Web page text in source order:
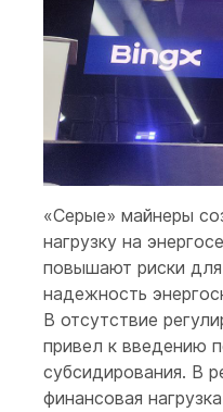
«Серые» майнеры
нагрузку на
повышают риски
надежность
В отсутствие
привел к введению
субсидирования. В
финансовая